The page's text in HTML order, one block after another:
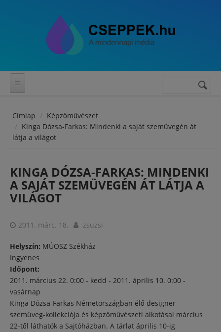
Keresés
Címlap
Képzőművészet
Kinga Dózsa-Farkas: Mindenki a saját szemüvegén át
látja a világot
KINGA DÓZSA-FARKAS: MINDENKI
A SAJÁT SZEMÜVEGÉN ÁT LÁTJA A
VILÁGOT
2011. márc. 18. zsuzsi
Helyszín: MÚOSZ Székház
Ingyenes
Időpont:
2011. március 22. 0:00 - kedd - 2011. április 10. 0:00 -
vasárnap
Kinga Dózsa-Farkas Németországban élő designer
szemüveg-kollekciója és képzőművészeti alkotásai március
22-től láthatók a Sajtóházban. A tárlat április 10-ig